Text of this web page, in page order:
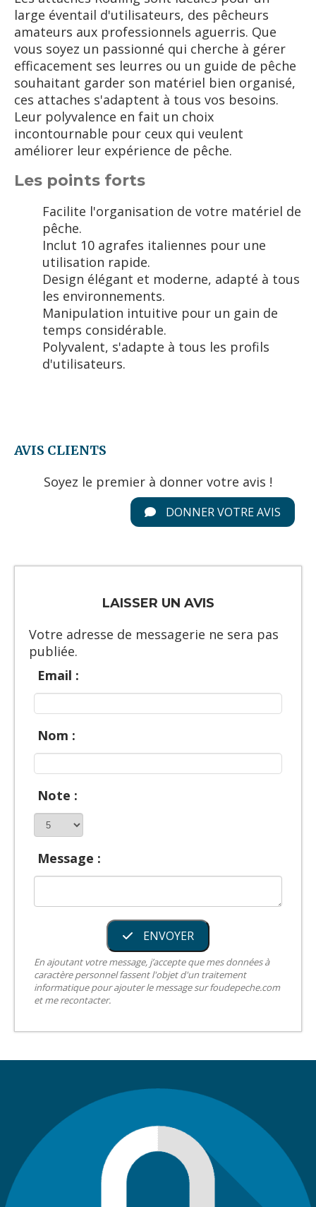
large éventail d'utilisateurs, des pêcheurs
amateurs aux professionnels aguerris. Que
vous soyez un passionné qui cherche à gérer
efficacement ses leurres ou un guide de pêche
souhaitant garder son matériel bien organisé,
ces attaches s'adaptent à tous vos besoins.
Leur polyvalence en fait un choix
incontournable pour ceux qui veulent
améliorer leur expérience de pêche.
Les points forts
Facilite l'organisation de votre matériel de
pêche.
Inclut 10 agrafes italiennes pour une
utilisation rapide.
Design élégant et moderne, adapté à tous
les environnements.
Manipulation intuitive pour un gain de
temps considérable.
Polyvalent, s'adapte à tous les profils
d'utilisateurs.
AVIS CLIENTS
Soyez le premier à donner votre avis !
DONNER VOTRE AVIS
LAISSER UN AVIS
Votre adresse de messagerie ne sera pas
publiée.
Email :
Nom :
Note :
Message :
ENVOYER
En ajoutant votre message, j’accepte que mes données à
caractère personnel fassent l'objet d'un traitement
informatique pour ajouter le message sur foudepeche.com
et me recontacter.